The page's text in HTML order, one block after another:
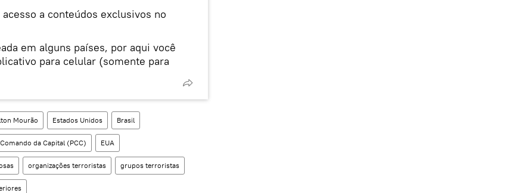
a conteúdos exclusivos no
em alguns países, por aqui você
para celular (somente para
Mourão Estados Unidos Brasil
da Capital (PCC) EUA
organizações terroristas grupos terroristas